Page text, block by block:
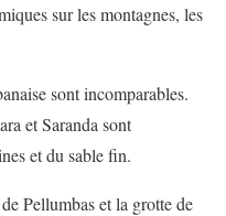
sur les montagnes, les
sont incomparables.
et Saranda sont
et du sable fin.
Pellumbas et la grotte de